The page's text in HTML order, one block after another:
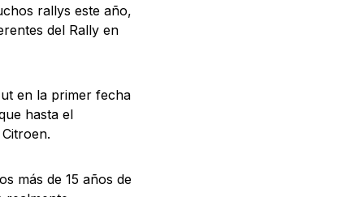
rallys este año,
del Rally en
en la primer fecha
hasta el
más de 15 años de